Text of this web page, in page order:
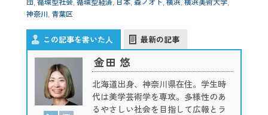
団 循環型社会 循環型経済 日本 森ノオト 横浜 横浜美術大学
神奈川 青葉区
この記事を書いた人 最新の記事
金田 悠
北海道出身、神奈川県在住。学生時
代は美学芸術学を専攻。多様性のあ
るやさしい社会を目指して広報とラ